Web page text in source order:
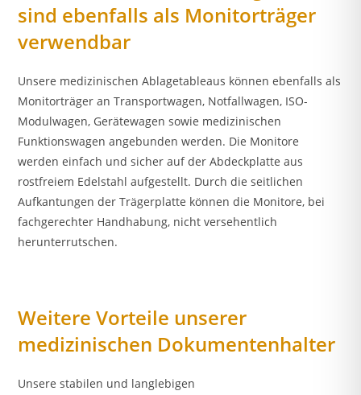
sind ebenfalls als Monitorträger
verwendbar
Unsere medizinischen Ablagetableaus können ebenfalls als
Monitorträger an Transportwagen, Notfallwagen, ISO-
Modulwagen, Gerätewagen sowie medizinischen
Funktionswagen angebunden werden. Die Monitore
werden einfach und sicher auf der Abdeckplatte aus
rostfreiem Edelstahl aufgestellt. Durch die seitlichen
Aufkantungen der Trägerplatte können die Monitore, bei
fachgerechter Handhabung, nicht versehentlich
herunterrutschen.
Weitere Vorteile unserer
medizinischen Dokumentenhalter
Unsere stabilen und langlebigen